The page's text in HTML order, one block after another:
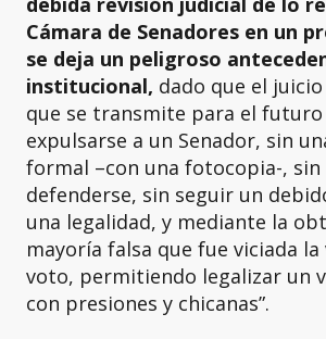
Cámara de Senadores en un
se deja un peligroso
institucional, dado que el
que se transmite para el futuro
expulsarse a un Senador, sin
formal –con una fotocopia-, sin
defenderse, sin seguir un
una legalidad, y mediante la
mayoría falsa que fue viciada
voto, permitiendo legalizar un
con presiones y chicanas”.